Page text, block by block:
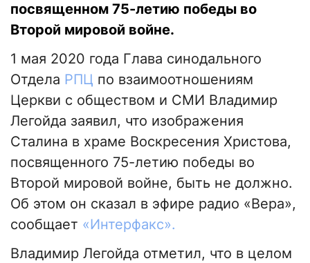
посвященном 75-летию победы во
Второй мировой войне.
1 мая 2020 года Глава синодального
Отдела РПЦ по взаимоотношениям
Церкви с обществом и СМИ Владимир
Легойда заявил, что изображения
Сталина в храме Воскресения Христова,
посвященного 75-летию победы во
Второй мировой войне, быть не должно.
Об этом он сказал в эфире радио «Вера»,
сообщает «Интерфакс».
Владимир Легойда отметил, что в целом